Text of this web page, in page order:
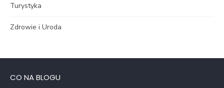
Turystyka
Zdrowie i Uroda
CO NA BLOGU